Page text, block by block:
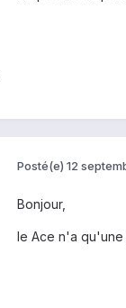
Posté(e) 12
Bonjour,
le Ace n'a